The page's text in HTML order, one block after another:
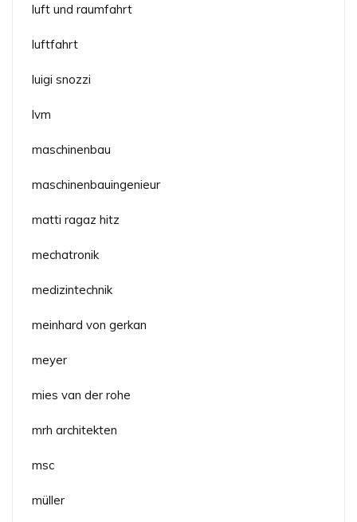
luft und raumfahrt
luftfahrt
luigi snozzi
lvm
maschinenbau
maschinenbauingenieur
matti ragaz hitz
mechatronik
medizintechnik
meinhard von gerkan
meyer
mies van der rohe
mrh architekten
msc
müller